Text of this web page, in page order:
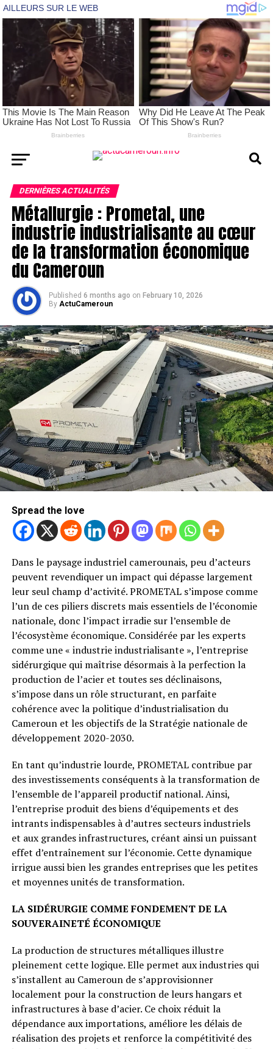
DERNIÈRES ACTUALITÉS
Métallurgie : Prometal, une
industrie industrialisante au cœur
de la transformation économique
du Cameroun
Published 6 months ago on February 10, 2026
By ActuCameroun
Spread the love
Dans le paysage industriel camerounais, peu d’acteurs
peuvent revendiquer un impact qui dépasse largement
leur seul champ d’activité. PROMETAL s’impose comme
l’un de ces piliers discrets mais essentiels de l’économie
nationale, donc l’impact irradie sur l’ensemble de
l’écosystème économique. Considérée par les experts
comme une « industrie industrialisante », l’entreprise
sidérurgique qui maîtrise désormais à la perfection la
production de l’acier et toutes ses déclinaisons,
s’impose dans un rôle structurant, en parfaite
cohérence avec la politique d’industrialisation du
Cameroun et les objectifs de la Stratégie nationale de
développement 2020-2030.
En tant qu’industrie lourde, PROMETAL contribue par
des investissements conséquents à la transformation de
l’ensemble de l’appareil productif national. Ainsi,
l’entreprise produit des biens d’équipements et des
intrants indispensables à d’autres secteurs industriels
et aux grandes infrastructures, créant ainsi un puissant
effet d’entraînement sur l’économie. Cette dynamique
irrigue aussi bien les grandes entreprises que les petites
et moyennes unités de transformation.
LA SIDÉRURGIE COMME FONDEMENT DE LA
SOUVERAINETÉ ÉCONOMIQUE
La production de structures métalliques illustre
pleinement cette logique. Elle permet aux industries qui
s’installent au Cameroun de s’approvisionner
localement pour la construction de leurs hangars et
infrastructures à base d’acier. Ce choix réduit la
dépendance aux importations, améliore les délais de
réalisation des projets et renforce la compétitivité des